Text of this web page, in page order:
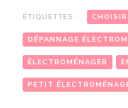
ÉTIQUETTES :
DÉPANNAGE
ÉLECTROMÉNAGER
PETIT